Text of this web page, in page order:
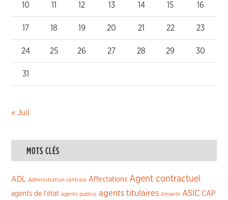
10 11 12 13 14 15 16
17 18 19 20 21 22 23
24 25 26 27 28 29 30
31
« Juil
MOTS CLÉS
ADL Administration centrale Affectations Agent contractuel
agents de l'état agents publics agents titulaires Amiante ASIC CAP